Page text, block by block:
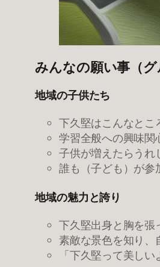
みんなの願い事（グ
地域の子供たち
下久堅はこんなとこ
学習全般への興味関
子供が増えたらうれ
誰も（子ども）が参
地域の魅力と誇り
下久堅出身と胸を張
素敵な景色を知り、
「下久堅って美し